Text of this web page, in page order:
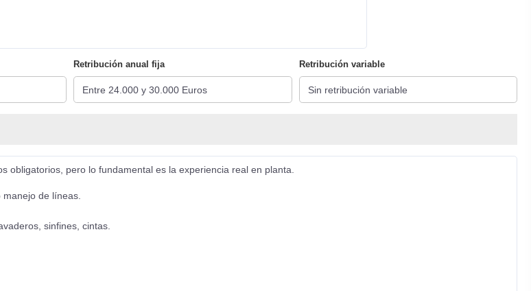
Retribución anual fija Retribución variable
obligatorios, pero lo fundamental es la experiencia real en planta.
manejo de líneas.
sinfines, cintas.